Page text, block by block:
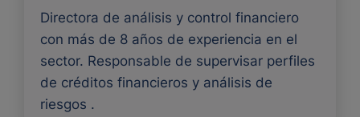
Directora de análisis y control financiero
con más de 8 años de experiencia en el
sector. Responsable de supervisar perfiles
de créditos financieros y análisis de
riesgos .